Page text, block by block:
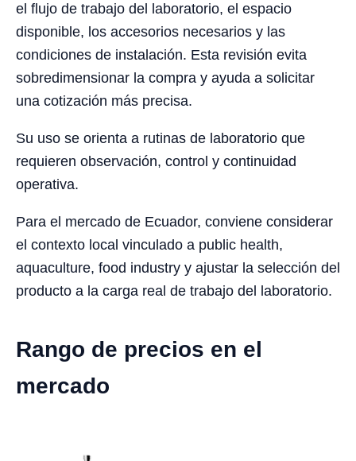
el flujo de trabajo del laboratorio, el espacio
disponible, los accesorios necesarios y las
condiciones de instalación. Esta revisión evita
sobredimensionar la compra y ayuda a solicitar
una cotización más precisa.
Su uso se orienta a rutinas de laboratorio que
requieren observación, control y continuidad
operativa.
Para el mercado de Ecuador, conviene considerar
el contexto local vinculado a public health,
aquaculture, food industry y ajustar la selección del
producto a la carga real de trabajo del laboratorio.
Rango de precios en el
mercado